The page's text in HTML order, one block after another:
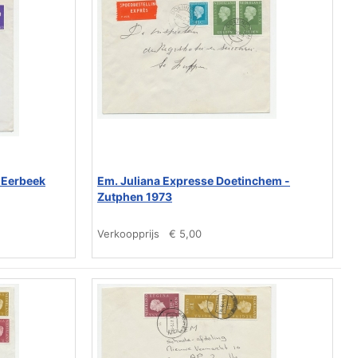
Em. Juliana Expresse Doetinchem -
Zutphen 1973
Verkoopprijs € 5,00